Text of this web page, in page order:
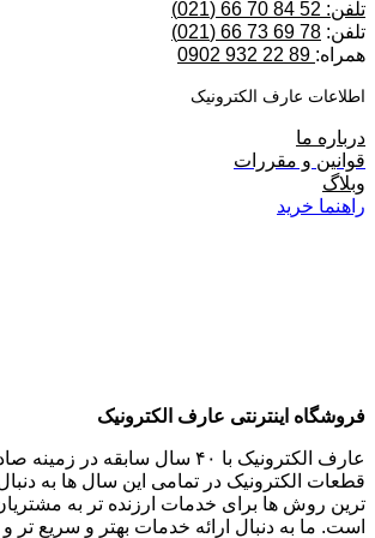
الکترونیک
عارف الکترونیک
عارف الکترونیک با ۴۰ سال سابقه در زمینه صادرات و
در تمامی این سال ها به دنبال بهترین و
برای خدمات ارزنده تر به مشتریان عزیز خود
دنبال ارائه خدمات بهتر و سریع تر و فروش